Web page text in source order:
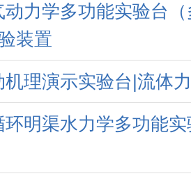
动力学多功能实验台
装置
机理演示实验台|流体
环明渠水力学多功能